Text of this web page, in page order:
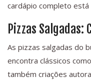
cardápio completo está
Pizzas Salgadas:
As pizzas salgadas do
encontra clássicos
também criações